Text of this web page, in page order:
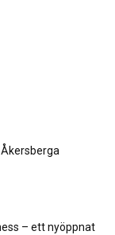
– ett nyöppnat